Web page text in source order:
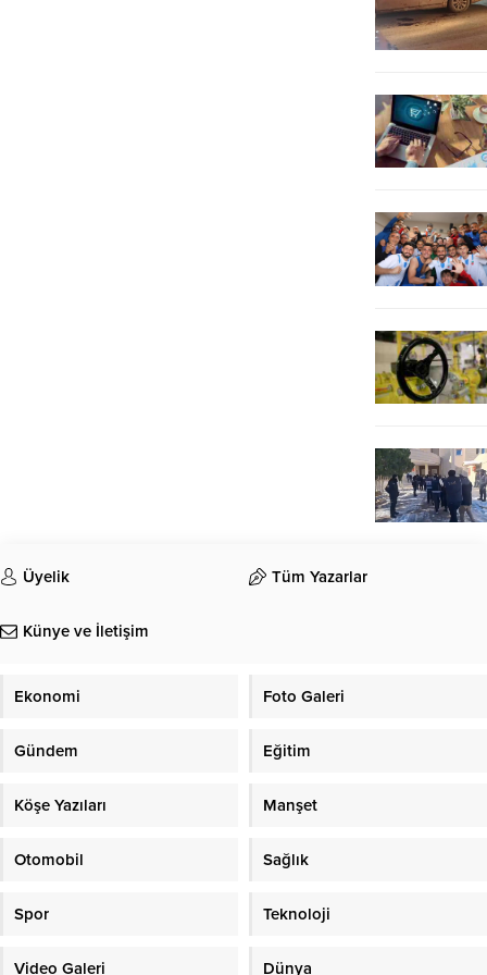
Üyelik Tüm Yazarlar
Künye ve İletişim
Ekonomi Foto Galeri
Gündem Eğitim
Köşe Yazıları Manşet
Otomobil Sağlık
Spor Teknoloji
Video Galeri Dünya